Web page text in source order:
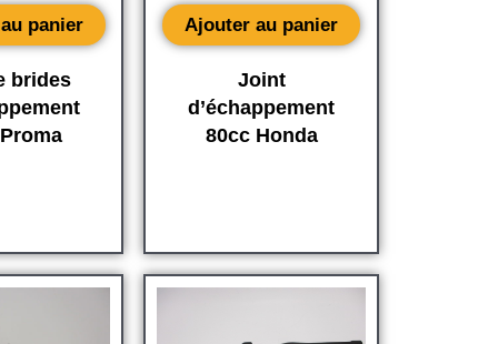
brides
panier
Joint
d’échappement
80cc Honda
Ajouter au panier